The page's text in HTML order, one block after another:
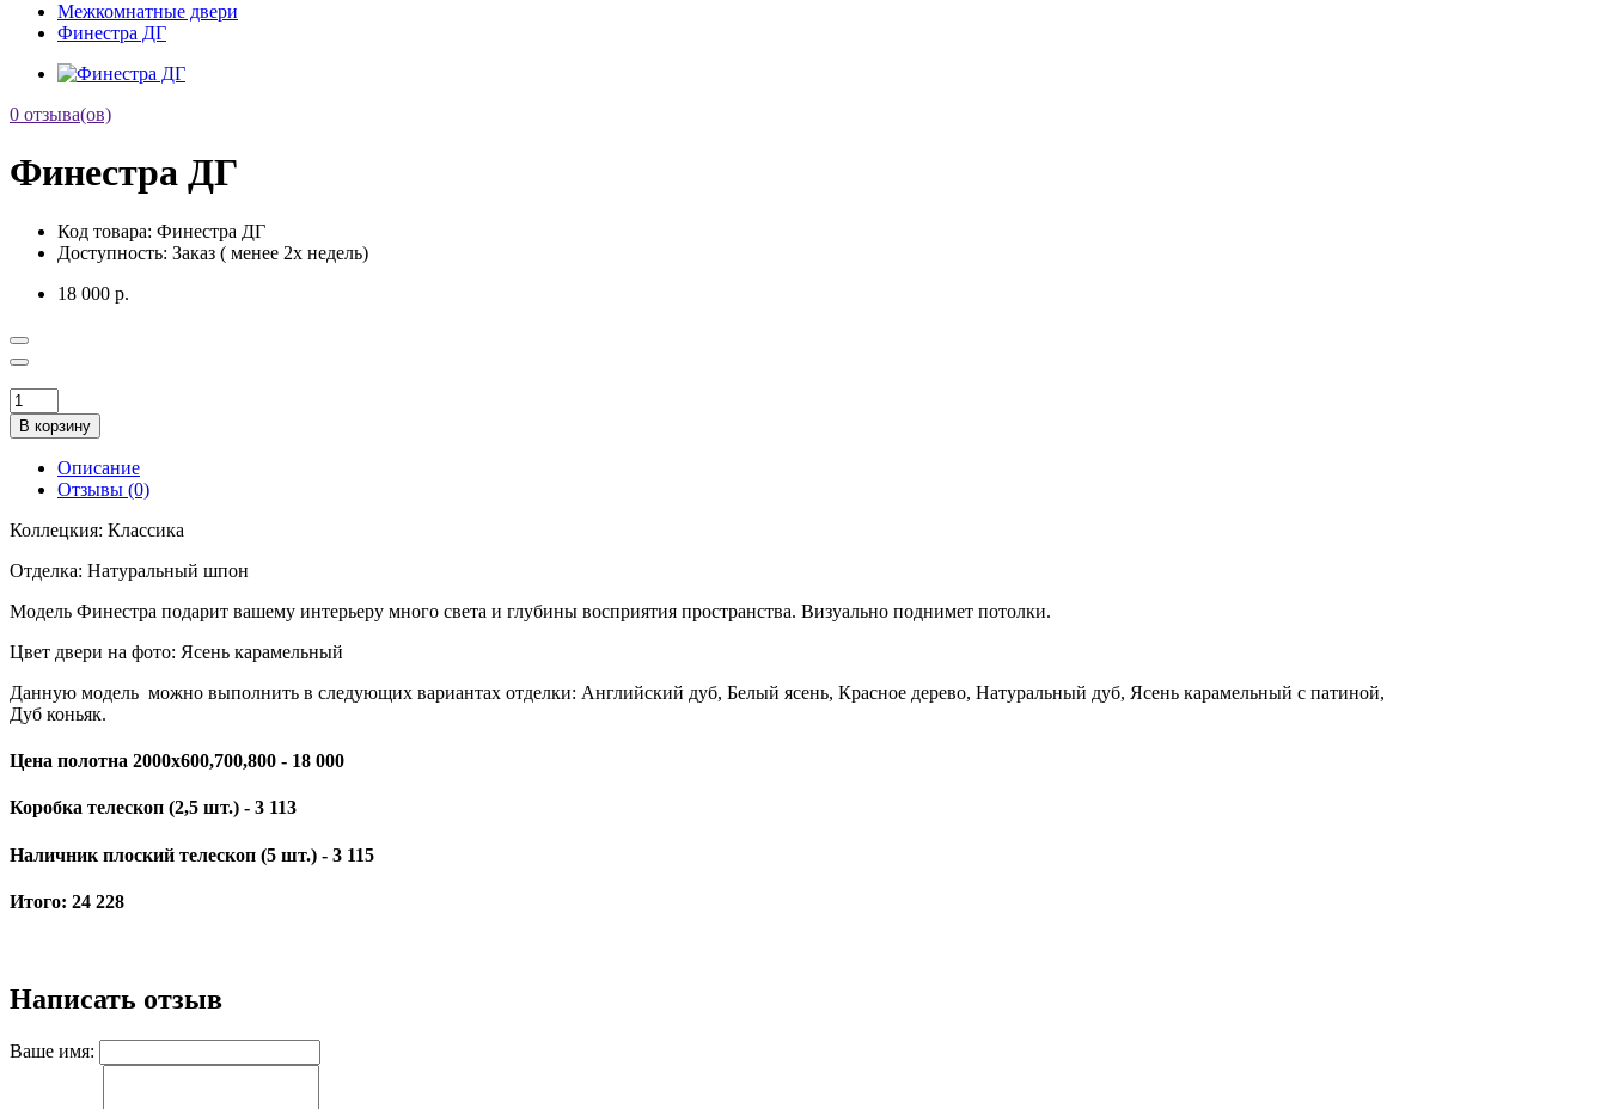
Межкомнатные двери
Финестра ДГ
0 отзыва(ов)
Финестра ДГ
Код товара: Финестра ДГ
Доступность: Заказ ( менее 2х недель)
18 000 р.
В корзину
Описание
Отзывы (0)
Коллецкия: Классика
Отделка: Натуральный шпон
Модель Финестра подарит вашему интерьеру много света и глубины восприятия пространства. Визуально поднимет потолки.
Цвет двери на фото: Ясень карамельный
Данную модель можно выполнить в следующих вариантах отделки: Английский дуб, Белый ясень, Красное дерево, Натуральный дуб, Ясень карамельный с патиной,
Дуб коньяк.
Цена полотна 2000х600,700,800 - 18 000
Коробка телескоп (2,5 шт.) - 3 113
Наличник плоский телескоп (5 шт.) - 3 115
Итого: 24 228
Написать отзыв
Ваше имя: